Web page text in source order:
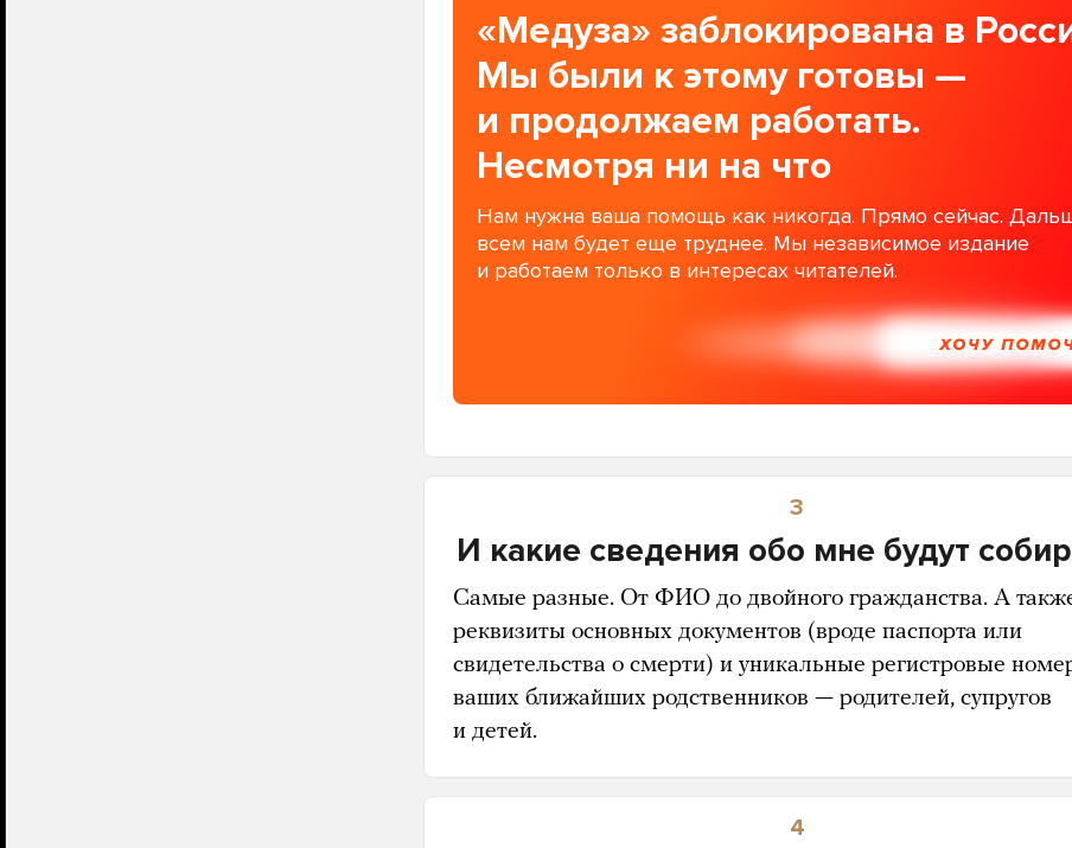
«Медуза» заблокирована в
Мы были к этому готовы —
и продолжаем работать.
Несмотря ни на что
Нам нужна ваша помощь как никогда. Прямо сейчас.
всем нам будет еще труднее. Мы независимое издание
и работаем только в интересах читателей.
ХОЧУ
3
И какие сведения обо мне будут
Самые разные. От ФИО до двойного гражданства. А
реквизиты основных документов (вроде паспорта или
свидетельства о смерти) и уникальные регистровые
ваших ближайших родственников — родителей, супругов
и детей.
4